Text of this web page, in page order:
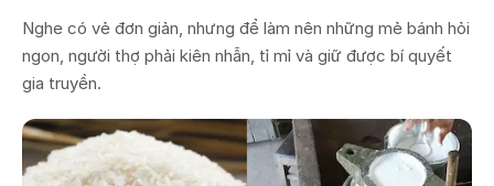
Nghe có vẻ đơn giản, nhưng để làm nên những mẻ bánh hỏi
ngon, người thợ phải kiên nhẫn, tỉ mỉ và giữ được bí quyết
gia truyền.